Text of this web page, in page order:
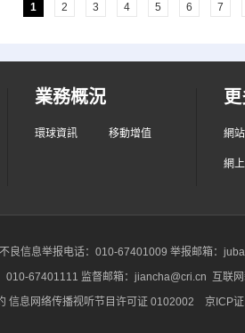
1 2 3 4 5 6 7
業務概況
環球資訊 移動增值 網
網
良信息举报电话：010-67401009 举报邮箱：
010-67401111 监督邮箱：jiancha@cri.cn 互联
信息网络传播视听节目许可证 0102002 京ICP